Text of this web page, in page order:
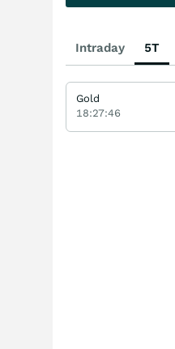
Intraday 5T
Gold
18:27:46